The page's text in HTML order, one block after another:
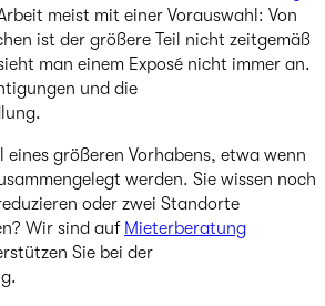
meist mit einer Vorauswahl: Von
ist der größere Teil nicht zeitgemäß
man einem Exposé nicht immer an.
und die
eines größeren Vorhabens, etwa wenn
werden. Sie wissen noch
oder zwei Standorte
Wir sind auf Mieterberatung
Sie bei der